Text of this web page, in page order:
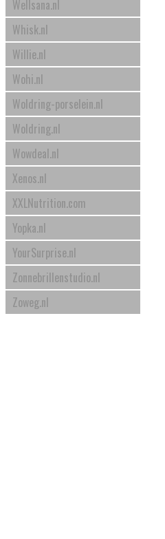
Wellsana.nl
Whisk.nl
Willie.nl
Wohi.nl
Woldring-porselein.nl
Woldring.nl
Wowdeal.nl
Xenos.nl
XXLNutrition.com
Yopka.nl
YourSurprise.nl
Zonnebrillenstudio.nl
Zoweg.nl